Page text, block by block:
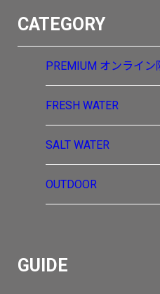
CATEGORY
PREMIUM オンライン
FRESH WATER
SALT WATER
OUTDOOR
GUIDE